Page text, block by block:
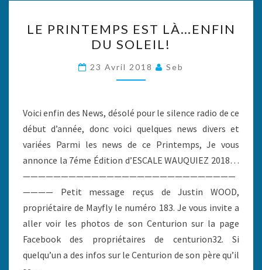
PRINTEMPS
EST
LÀ…
ENFIN
SOLEIL!
LE PRINTEMPS EST LÀ…ENFIN
DU SOLEIL!
23 Avril 2018 Seb
Voici enfin des News, désolé pour le silence radio de ce
début d’année, donc voici quelques news divers et
variées Parmi les news de ce Printemps, Je vous
annonce la 7éme Édition d’ESCALE WAUQUIEZ 2018…
————————————————————————————
———— Petit message reçus de Justin WOOD,
propriétaire de Mayfly le numéro 183. Je vous invite a
aller voir les photos de son Centurion sur la page
Facebook des propriétaires de centurion32. Si
quelqu’un a des infos sur le Centurion de son père qu’il